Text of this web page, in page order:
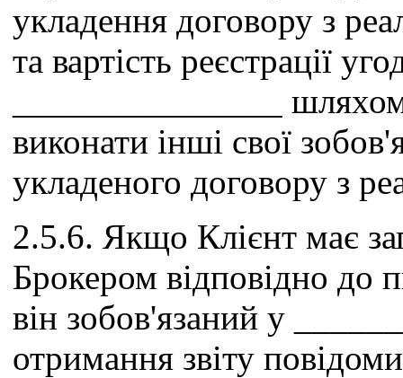
укладення договору з
та вартість реєстрації
_______________
виконати інші свої
укладеного договору з
2.5.6. Якщо Клієнт має
Брокером відповідно до
він зобов'язаний у
отримання звіту